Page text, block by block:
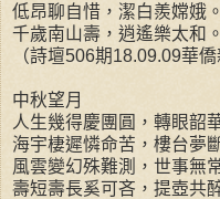
低昂聊自惜，潔白羨嫦娥。
千歲南山壽，逍遙樂太和。
（詩壇506期18.09.09華僑
中秋望月
人生幾得慶團圓，轉眼韶
海宇棲遲憐命苦，樓台夢
風雲變幻殊難測，世事無
壽短壽長奚可吝，提壺共